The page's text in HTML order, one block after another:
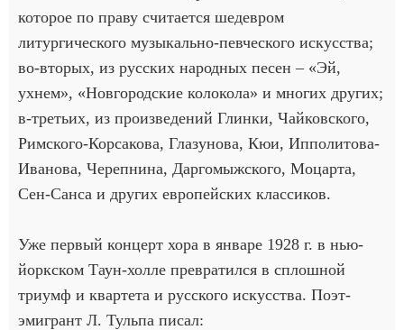
которое по праву считается шедевром
литургического музыкально-певческого искусства;
во-вторых, из русских народных песен – «Эй,
ухнем», «Новгородские колокола» и многих других;
в-третьих, из произведений Глинки, Чайковского,
Римского-Корсакова, Глазунова, Кюи, Ипполитова-
Иванова, Черепнина, Даргомыжского, Моцарта,
Сен-Санса и других европейских классиков.
Уже первый концерт хора в январе 1928 г. в нью-
йоркском Таун-холле превратился в сплошной
триумф и квартета и русского искусства. Поэт-
эмигрант Л. Тульпа писал: